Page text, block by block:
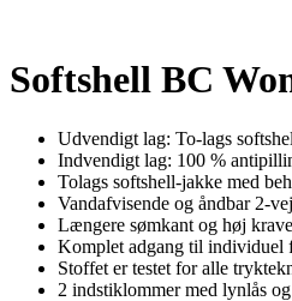
Softshell BC
Udvendigt lag: To-lags
Indvendigt lag: 100 %
Tolags softshell-jakke med
Vandafvisende og åndbar 2-
Længere sømkant og høj
Komplet adgang til individuel
Stoffet er testet for alle
2 indstiklommer med lynlås